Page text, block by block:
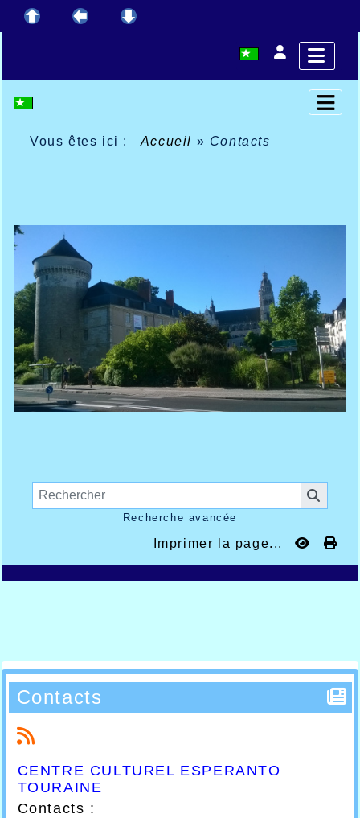
Vous êtes ici : Accueil » Contacts
Recherche avancée
Imprimer la page...
Contacts
CENTRE CULTUREL ESPERANTO
TOURAINE
Contacts :